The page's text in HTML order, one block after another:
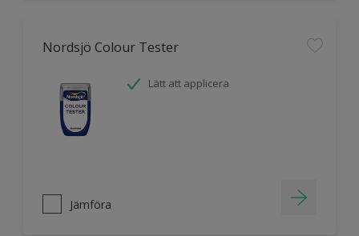
Nordsjö Colour Tester
Lätt att applicera
Jämföra